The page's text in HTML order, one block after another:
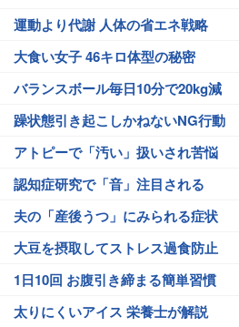
運動より代謝 人体の省エネ戦略
大食い女子 46キロ体型の秘密
バランスボール毎日10分で20kg減
躁状態引き起こしかねないNG行動
アトピーで「汚い」扱いされ苦悩
認知症研究で「音」注目される
夫の「産後うつ」にみられる症状
大豆を摂取してストレス過食防止
1日10回 お腹引き締まる簡単習慣
太りにくいアイス 栄養士が解説